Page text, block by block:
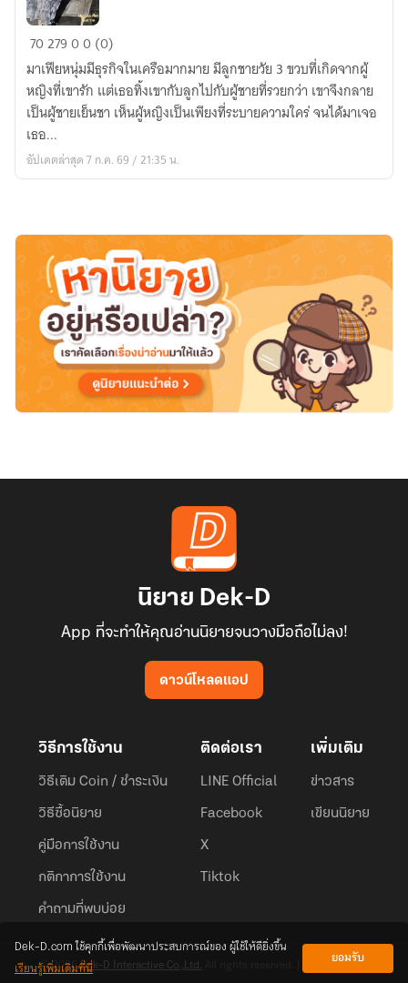
รัก
ร้าย
มาเฟีย
ลูก
ติด
7027900 (0)
มาเฟียหนุ่มมีธุรกิจในเครือมากมาย มีลูกชายวัย 3 ขวบที่เกิดจากผู้
หญิงที่เขารัก แต่เธอทิ้งเขากับลูกไปกับผู้ชายที่รวยกว่า เขาจึงกลาย
เป็นผู้ชายเย็นชา เห็นผู้หญิงเป็นเพียงที่ระบายความใคร่ จนได้มาเจอ
เธอ...
อัปเดตล่าสุด 7 ก.ค. 69 / 21:35 น.
นิยาย Dek-D
App ที่จะทำให้คุณอ่านนิยายจนวางมือถือไม่ลง!
ดาวน์โหลดแอป
วิธีการใช้งาน
วิธีเติม Coin / ชำระเงิน
วิธีซื้อนิยาย
คู่มือการใช้งาน
กติกาการใช้งาน
คำถามที่พบบ่อย
ติดต่อเรา
LINE Official
Facebook
X
Tiktok
เพิ่มเติม
ข่าวสาร
เขียนนิยาย
© 2026Dek-D Interactive Co.,Ltd.
Dek-D.com ใช้คุกกี้เพื่อพัฒนาประสบการณ์ของ ผู้ใช้ให้ดียิ่งขึ้น
เรียนรู้เพิ่มเติมที่นี่
ยอมรับ